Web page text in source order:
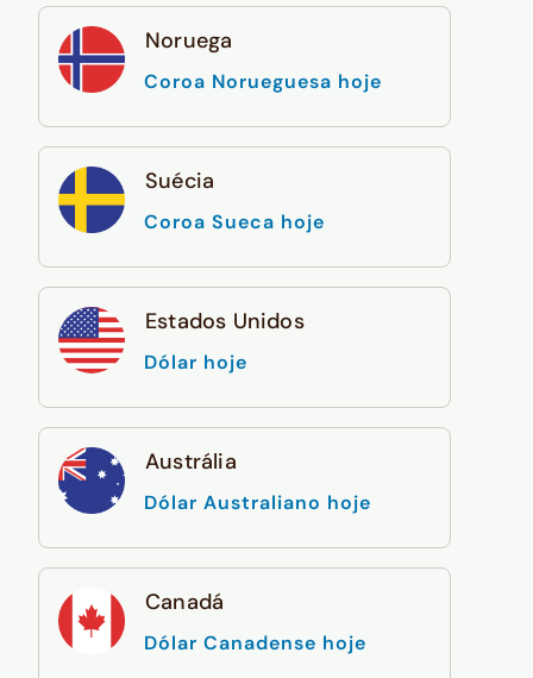
Noruega
Coroa Norueguesa hoje
Suécia
Coroa Sueca hoje
Estados Unidos
Dólar hoje
Austrália
Dólar Australiano hoje
Canadá
Dólar Canadense hoje